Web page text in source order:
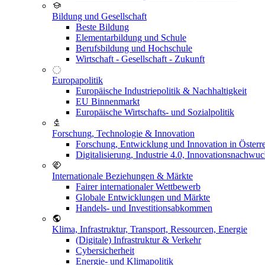
Bildung und Gesellschaft
Beste Bildung
Elementarbildung und Schule
Berufsbildung und Hochschule
Wirtschaft - Gesellschaft - Zukunft
Europapolitik
Europäische Industriepolitik & Nachhaltigkeit
EU Binnenmarkt
Europäische Wirtschafts- und Sozialpolitik
Forschung, Technologie & Innovation
Forschung, Entwicklung und Innovation in
Digitalisierung, Industrie 4.0,
Internationale Beziehungen & Märkte
Fairer internationaler Wettbewerb
Globale Entwicklungen und Märkte
Handels- und Investitionsabkommen
Klima, Infrastruktur, Transport, Ressourcen, Energie
(Digitale) Infrastruktur & Verkehr
Cybersicherheit
Energie- und Klimapolitik